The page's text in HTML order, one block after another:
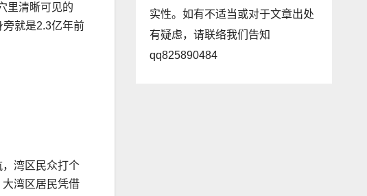
里清晰可见的
旁就是2.3亿年前
湾区民众打个
湾区居民凭借
实性。如有不适当或对于文章出处
有疑虑，请联络我们告知
qq825890484